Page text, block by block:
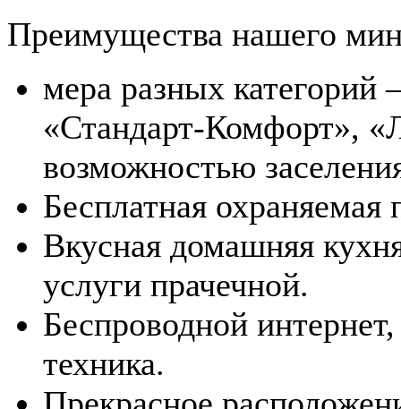
Преимущества нашего
мера разных категорий
«Стандарт-Комфорт»,
возможностью
Бесплатная охраняемая
Вкусная домашняя
услуги прачечной.
Беспроводной
техника.